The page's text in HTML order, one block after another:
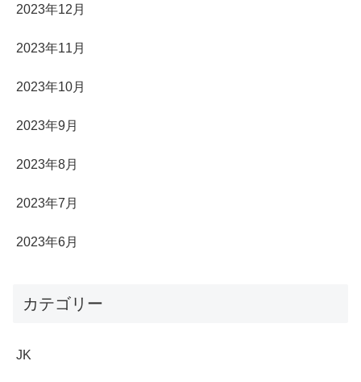
2023年12月
2023年11月
2023年10月
2023年9月
2023年8月
2023年7月
2023年6月
カテゴリー
JK